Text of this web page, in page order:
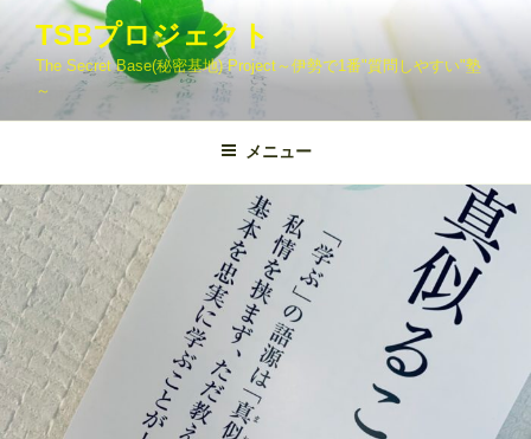
テ
ツ
ス
キ
ッ
プ
TSBプロジェクト
The Secret Base(秘密基地) Project～伊勢で1番"質問しやすい"塾
～
メニュー